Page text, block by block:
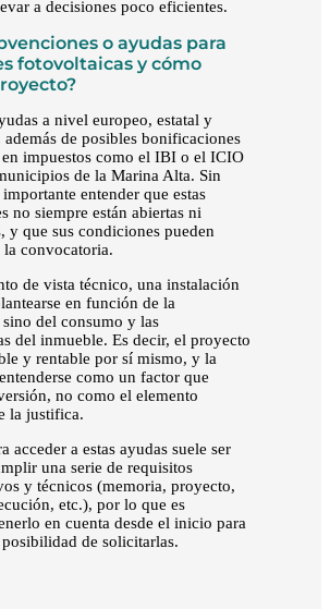
a decisiones poco eficientes.
o ayudas para
fotovoltaicas y cómo
a nivel europeo, estatal y
de posibles bonificaciones
impuestos como el IBI o el ICIO
de la Marina Alta. Sin
entender que estas
no siempre están abiertas ni
y que sus condiciones pueden
la convocatoria.
de vista técnico, una instalación
en función de la
del consumo y las
del inmueble. Es decir, el proyecto
y rentable por sí mismo, y la
como un factor que
no como el elemento
la justifica.
acceder a estas ayudas suele ser
una serie de requisitos
y técnicos (memoria, proyecto,
etc.), por lo que es
en cuenta desde el inicio para
de solicitarlas.